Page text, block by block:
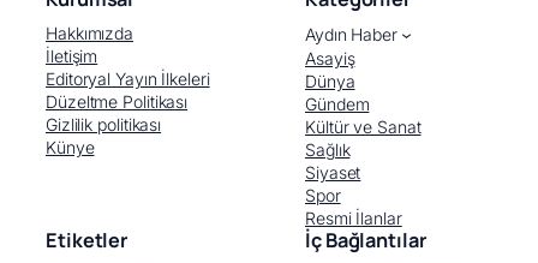
Hakkımızda
İletişim
Editoryal Yayın İlkeleri
Düzeltme Politikası
Gizlilik politikası
Künye
Aydın Haber
Asayiş
Dünya
Gündem
Kültür ve Sanat
Sağlık
Siyaset
Spor
Resmi İlanlar
Etiketler İç Bağlantılar